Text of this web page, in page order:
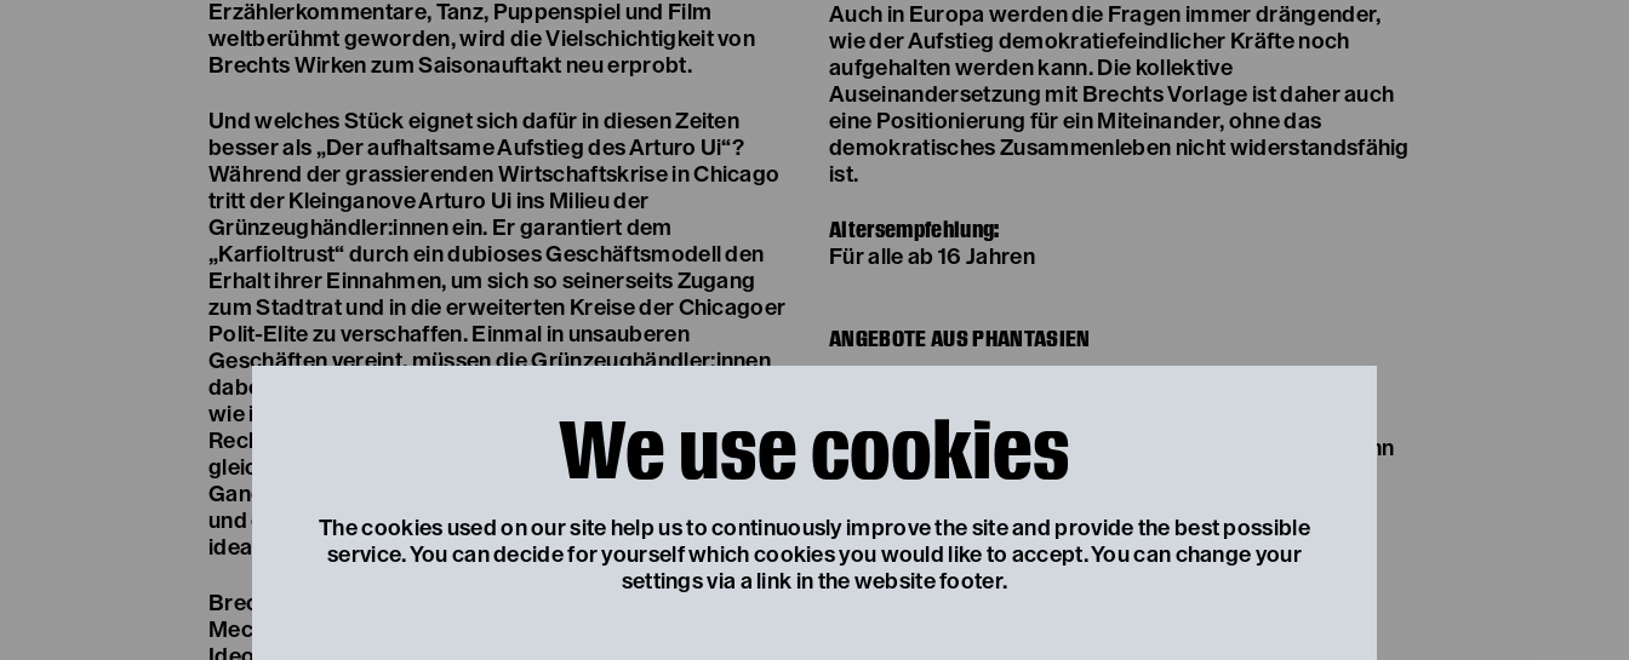
We use cookies
The cookies used on our site help us to continuously improve the site and provide the best possible
service. You can decide for yourself which cookies you would like to accept. You can change your
settings via a link in the website footer.
Erzählerkommentare, Tanz, Puppenspiel und Film
weltberühmt geworden, wird die Vielschichtigkeit von
Brechts Wirken zum Saisonauftakt neu erprobt.
Und welches Stück eignet sich dafür in diesen Zeiten
besser als „Der aufhaltsame Aufstieg des Arturo Ui“?
Während der grassierenden Wirtschaftskrise in Chicago
tritt der Kleinganove Arturo Ui ins Milieu der
Grünzeughändler:innen ein. Er garantiert dem
„Karfioltrust“ durch ein dubioses Geschäftsmodell den
Erhalt ihrer Einnahmen, um sich so seinerseits Zugang
zum Stadtrat und in die erweiterten Kreise der Chicagoer
Polit-Elite zu verschaffen. Einmal in unsauberen
Geschäften vereint, müssen die Grünzeughändler:innen
dabei zusehen, wie Ui auf den Straßen Chicagos ebenso
wie im politischen Tagesgeschäft nach und nach das
Recht des Stärkeren etabliert. Von seiner Gier nach Macht
gleichermaßen getrieben wie von seinen nimmersatten
Gangster- Kolleg:innen wird Chicago für Ui bald zu klein
und er entdeckt in der Wirtschaftlichkeit des Krieges das
ideale Export-Geschäft.
Brechts Historienfarce rekonstruiert minutiös die
Mechanismen und Muster, mit denen sich faschistische
Auch in Europa werden die Fragen immer drängender,
wie der Aufstieg demokratiefeindlicher Kräfte noch
aufgehalten werden kann. Die kollektive
Auseinandersetzung mit Brechts Vorlage ist daher auch
eine Positionierung für ein Miteinander, ohne das
demokratisches Zusammenleben nicht widerstandsfähig
ist.
Altersempfehlung:
Für alle ab 16 Jahren
ANGEBOTE AUS PHANTASIEN
Für alle ab 18 Jahren
Für welche Werte stehen wir ein? Und was tun wir, wenn
diese Werte bedroht sind? Gemeinsam mit der neuen
entsteht eine intergenerationelle Stadtensemble
Inszenierung als Nachfolgeprojekt des bisherigen
Bürger:innentheaters.